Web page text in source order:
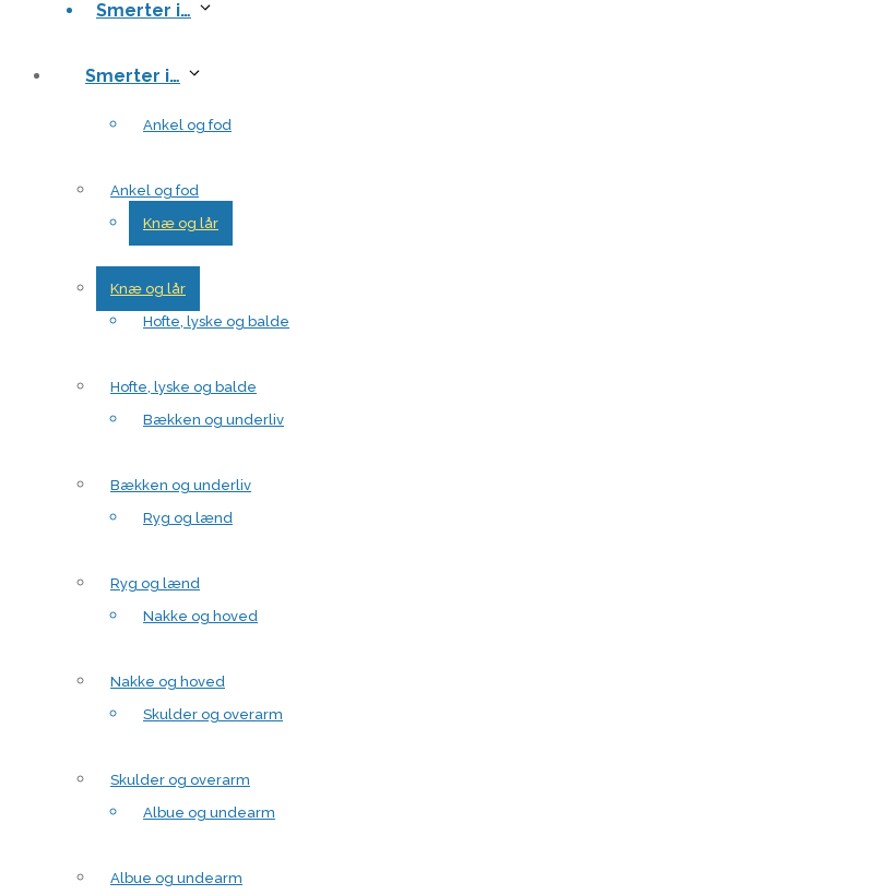
Smerter i…
Ankel og fod
Knæ og lår
Hofte, lyske og balde
Bækken og underliv
Ryg og lænd
Nakke og hoved
Skulder og overarm
Albue og undearm
Smerter i…
Ankel og fod
Knæ og lår
Hofte, lyske og balde
Bækken og underliv
Ryg og lænd
Nakke og hoved
Skulder og overarm
Albue og undearm